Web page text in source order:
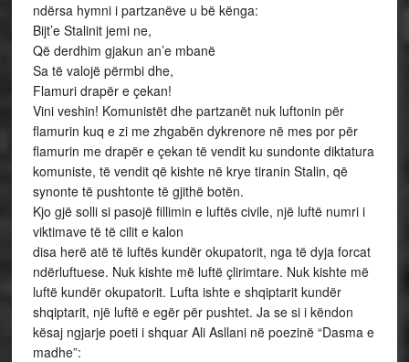
ndërsa hymni i partzanëve u bë kënga:
Bijt’e Stalinit jemi ne,
Që derdhim gjakun an’e mbanë
Sa të valojë përmbi dhe,
Flamuri drapër e çekan!
Vini veshin! Komunistët dhe partzanët nuk luftonin për
flamurin kuq e zi me zhgabën dykrenore në mes por për
flamurin me drapër e çekan të vendit ku sundonte diktatura
komuniste, të vendit që kishte në krye tiranin Stalin, që
synonte të pushtonte të gjithë botën.
Kjo gjë solli si pasojë fillimin e luftës civile, një luftë numri i
viktimave të të cilit e kalon
disa herë atë të luftës kundër okupatorit, nga të dyja forcat
ndërluftuese. Nuk kishte më luftë çlirimtare. Nuk kishte më
luftë kundër okupatorit. Lufta ishte e shqiptarit kundër
shqiptarit, një luftë e egër për pushtet. Ja se si i këndon
kësaj ngjarje poeti i shquar Ali Asllani në poezinë “Dasma e
madhe”: